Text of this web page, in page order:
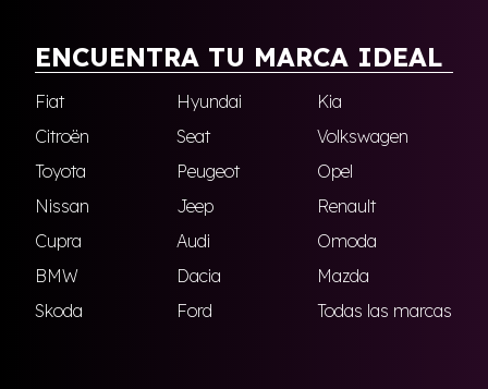
ENCUENTRA TU MARCA IDEAL
Fiat Hyundai
Kia
Citroën
Seat
Volkswagen
Toyota
Peugeot
Opel
Nissan
Jeep
Renault
Cupra
Audi
Omoda
BMW
Dacia
Mazda
Skoda
Ford Todas las marcas